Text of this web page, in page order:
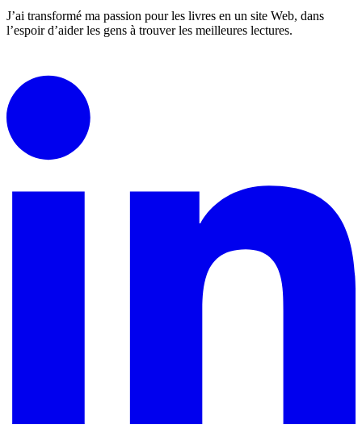
J’ai transformé ma passion pour les livres en un site Web, dans
l’espoir d’aider les gens à trouver les meilleures lectures.